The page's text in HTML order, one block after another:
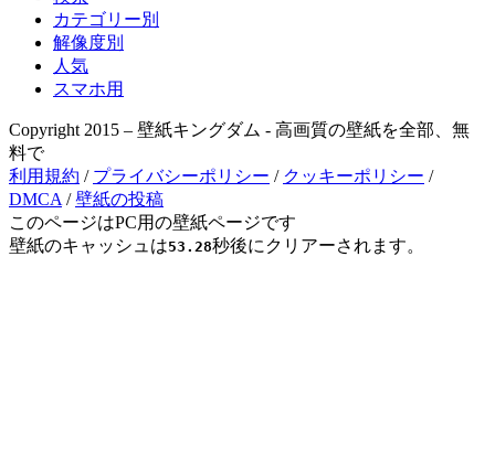
カテゴリー別
解像度別
人気
スマホ用
Copyright 2015 – 壁紙キングダム - 高画質の壁紙を全部、無
料で
利用規約 / プライバシーポリシー / クッキーポリシー /
DMCA /壁紙の投稿
このページはPC用の壁紙ページです
壁紙のキャッシュは53.28秒後にクリアーされます。